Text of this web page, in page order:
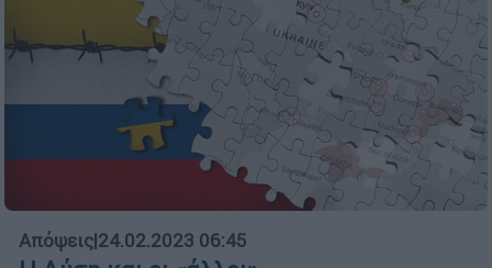
Απόψεις|24.02.2023 06:45